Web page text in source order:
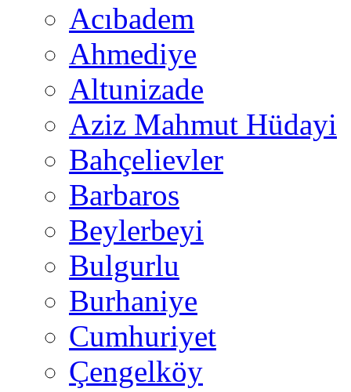
Acıbadem
Ahmediye
Altunizade
Aziz Mahmut Hüdayi
Bahçelievler
Barbaros
Beylerbeyi
Bulgurlu
Burhaniye
Cumhuriyet
Çengelköy